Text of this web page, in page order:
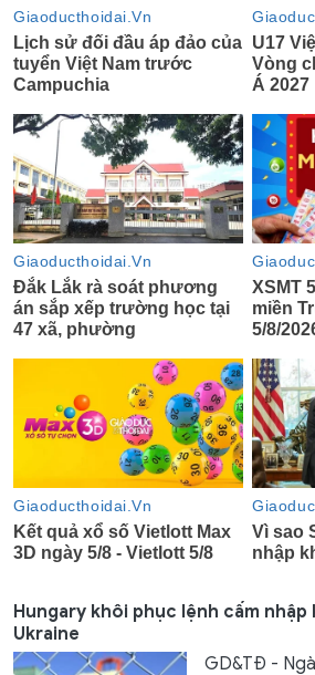
Hungary khôi phục lệnh cấm
Ukraine
GD&TĐ -